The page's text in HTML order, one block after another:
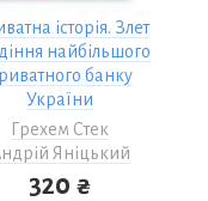
історія. Злет
найбільшого
банку
України
Грехем Стек
Яніцький
320 ₴